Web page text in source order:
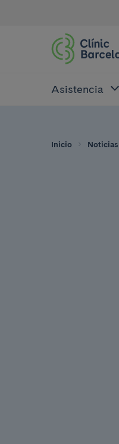
Asistencia
Inicio Noticias